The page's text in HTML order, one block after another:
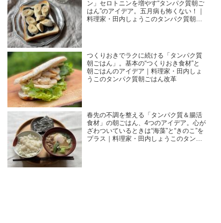
ン」セロトニンを増やす“タンパク質朝ご
はん”のアイデア。五月病も怖くない！｜
料理家・田内しょうこのタンパク質朝ご
つくりおきでラクに続ける「タンパク質
朝ごはん」。基本の“つくりおき食材”と
朝ごはんのアイデア｜料理家・田内しょ
うこのタンパク質朝ごはん改革
春先の不調を整える「タンパク質＆腸活
食材」の朝ごはん、4つのアイデア。心が
ざわついているときは“海藻”と“きのこ”を
プラス｜料理家・田内しょうこのタンパ